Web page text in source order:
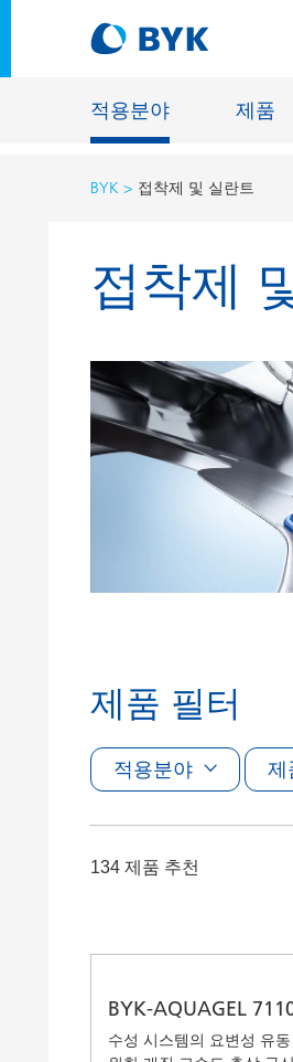
적용분야 제품
적용분야에 따른 제품 추천
적용분야에 따른 제품 추천
접착제 및 실란트
자동차 OEM 도료
자동차 보수용 도료
Clay 촉매(Clay Catalyst)
BYK 접착제 및 실란트
접착제
제품 필터
적용분야 제
134 제품 추천
BYK-AQUAGEL
수성 시스템의 요변성 유